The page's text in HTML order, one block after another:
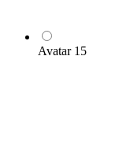
Avatar 15